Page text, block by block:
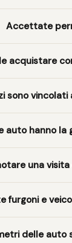
Accettate
acquistare
sono vincolati
auto hanno la
una
furgoni e
delle auto